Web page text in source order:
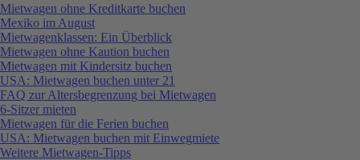
Mietwagen ohne Kreditkarte buchen
Mexiko im August
Mietwagenklassen: Ein Überblick
Mietwagen ohne Kaution buchen
Mietwagen mit Kindersitz buchen
USA: Mietwagen buchen unter 21
FAQ zur Altersbegrenzung bei Mietwagen
6-Sitzer mieten
Mietwagen für die Ferien buchen
USA: Mietwagen buchen mit Einwegmiete
Weitere Mietwagen-Tipps